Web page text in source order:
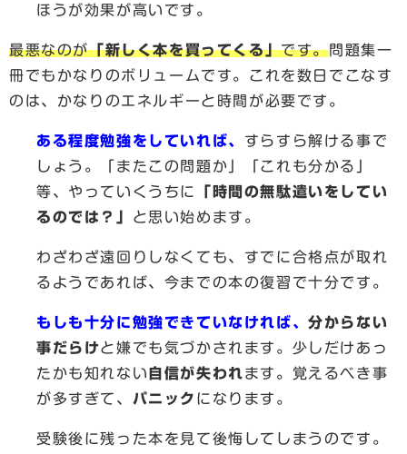
ほうが効果が高いです。
最悪なのが「新しく本を買ってくる」です。問題集一
冊でもかなりのボリュームです。これを数日でこなす
のは、かなりのエネルギーと時間が必要です。
ある程度勉強をしていれば、 すらすら解ける事で
しょう。「またこの問題か」「これも分かる」
等、やっていくうちに
「時間の無駄遣いをしてい
るのでは？」 と思い始めます。
わざわざ遠回りしなくても、すでに合格点が取れ
るようであれば、今までの本の復習で十分です。
もしも十分に勉強できていなければ、分からない
事だらけと嫌でも気づかされます。少しだけあっ
たかも知れない 自信が失われます。覚えるべき事
が多すぎて、 パニック になります。
受験後に残った本を見て後悔してしまうのです。